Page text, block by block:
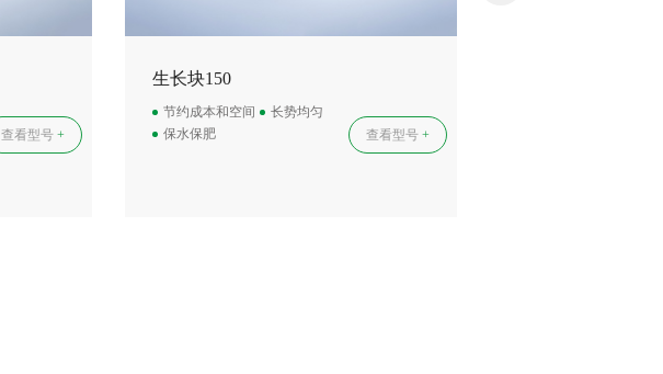
查看型号+
生长块150
节约成本和空间
长势均匀
保水保肥
查看型号+